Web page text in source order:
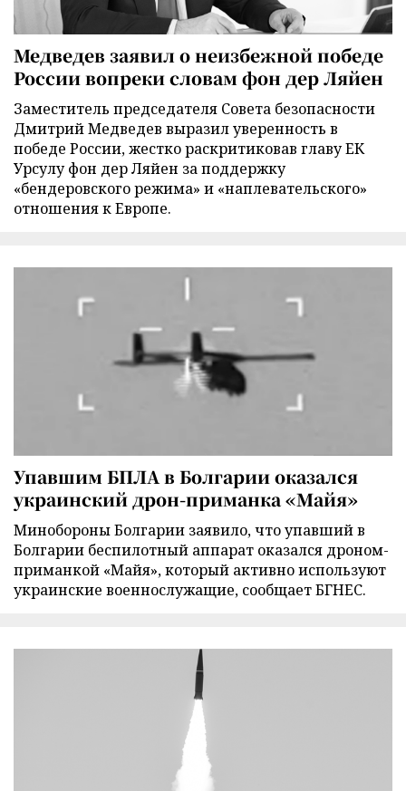
Медведев заявил о неизбежной победе
России вопреки словам фон дер Ляйен
Заместитель председателя Совета безопасности
Дмитрий Медведев выразил уверенность в
победе России, жестко раскритиковав главу ЕК
Урсулу фон дер Ляйен за поддержку
«бендеровского режима» и «наплевательского»
отношения к Европе.
Упавшим БПЛА в Болгарии оказался
украинский дрон-приманка «Майя»
Минобороны Болгарии заявило, что упавший в
Болгарии беспилотный аппарат оказался дроном-
приманкой «Майя», который активно используют
украинские военнослужащие, сообщает БГНЕС.